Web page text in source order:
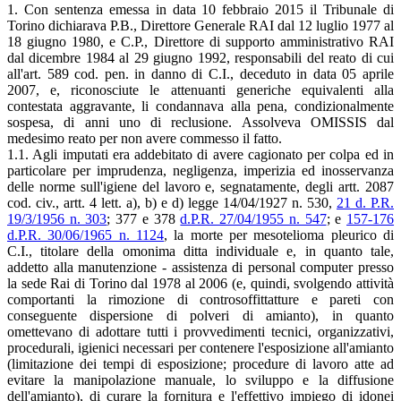
1. Con sentenza emessa in data 10 febbraio 2015 il Tribunale di
Torino dichiarava P.B., Direttore Generale RAI dal 12 luglio 1977 al
18 giugno 1980, e C.P., Direttore di supporto amministrativo RAI
dal dicembre 1984 al 29 giugno 1992, responsabili del reato di cui
all'art. 589 cod. pen. in danno di C.I., deceduto in data 05 aprile
2007, e, riconosciute le attenuanti generiche equivalenti alla
contestata aggravante, li condannava alla pena, condizionalmente
sospesa, di anni uno di reclusione. Assolveva OMISSIS dal
medesimo reato per non avere commesso il fatto.
1.1. Agli imputati era addebitato di avere cagionato per colpa ed in
particolare per imprudenza, negligenza, imperizia ed inosservanza
delle norme sull'igiene del lavoro e, segnatamente, degli artt. 2087
cod. civ., artt. 4 lett. a), b) e d) legge 14/04/1927 n. 530, 21 d. P.R.
19/3/1956 n. 303; 377 e 378d.P.R. 27/04/1955 n. 547; e 157-176
d.P.R. 30/06/1965 n. 1124, la morte per mesotelioma pleurico di
C.I., titolare della omonima ditta individuale e, in quanto tale,
addetto alla manutenzione - assistenza di personal computer presso
la sede Rai di Torino dal 1978 al 2006 (e, quindi, svolgendo attività
comportanti la rimozione di controsoffittatture e pareti con
conseguente dispersione di polveri di amianto), in quanto
omettevano di adottare tutti i provvedimenti tecnici, organizzativi,
procedurali, igienici necessari per contenere l'esposizione all'amianto
(limitazione dei tempi di esposizione; procedure di lavoro atte ad
evitare la manipolazione manuale, lo sviluppo e la diffusione
dell'amianto), di curare la fornitura e l'effettivo impiego di idonei